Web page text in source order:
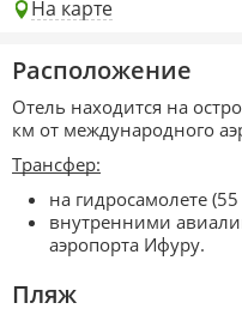
На карте
Расположение
Отель находится на
км от международного
Трансфер:
на гидросамолете
внутренними
аэропорта Ифуру.
Пляж